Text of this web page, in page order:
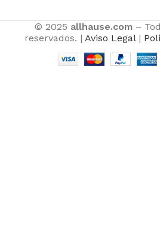
© 2025 allhause.com –
reservados. | Aviso Legal|